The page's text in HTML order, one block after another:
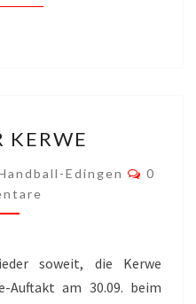
KERWE
Edingen
0
soweit, die Kerwe
Auftakt am 30.09. beim